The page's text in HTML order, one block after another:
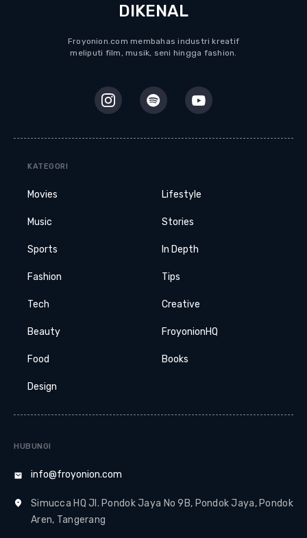
KATEGORI
Movies
Music
Sports
Fashion
Tech
Beauty
Food
Design
Lifestyle
Stories
In Depth
Tips
Creative
FroyonionHQ
Books
DIKENAL
Froyonion.com membahas industri kreatif
meliputi film, musik, seni hingga fashion.
HUBUNGI
info@froyonion.com
Simucca HQ Jl. Pondok Jaya No 9B, Pondok Jaya, Pondok
Aren, Tangerang